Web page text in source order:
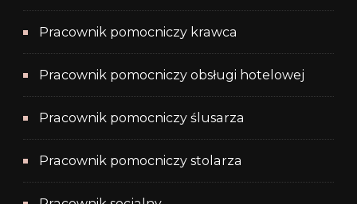
Pracownik pomocniczy krawca
Pracownik pomocniczy obsługi hotelowej
Pracownik pomocniczy ślusarza
Pracownik pomocniczy stolarza